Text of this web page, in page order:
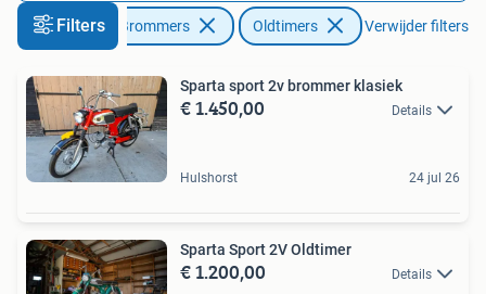
Filters
Fietsen en Brommers Oldtimers Verwijder filters
Sparta sport 2v brommer klasiek
€ 1.450,00 Details
Hulshorst 24 jul 26
Sparta Sport 2V Oldtimer
€ 1.200,00 Details